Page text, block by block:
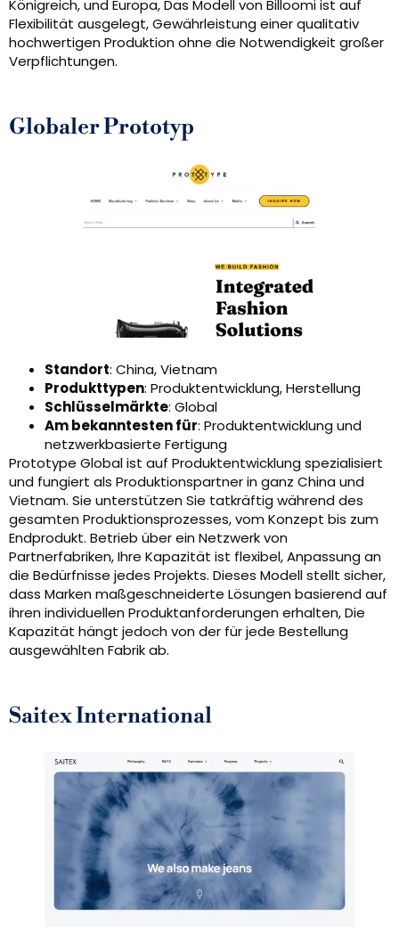
Königreich, und Europa, Das Modell von Billoomi ist auf
Flexibilität ausgelegt, Gewährleistung einer qualitativ
hochwertigen Produktion ohne die Notwendigkeit großer
Verpflichtungen.
Globaler Prototyp
Standort: China, Vietnam
Produkttypen: Produktentwicklung, Herstellung
Schlüsselmärkte: Global
Am bekanntesten für: Produktentwicklung und
netzwerkbasierte Fertigung
Prototype Global ist auf Produktentwicklung spezialisiert
und fungiert als Produktionspartner in ganz China und
Vietnam. Sie unterstützen Sie tatkräftig während des
gesamten Produktionsprozesses, vom Konzept bis zum
Endprodukt. Betrieb über ein Netzwerk von
Partnerfabriken, Ihre Kapazität ist flexibel, Anpassung an
die Bedürfnisse jedes Projekts. Dieses Modell stellt sicher,
dass Marken maßgeschneiderte Lösungen basierend auf
ihren individuellen Produktanforderungen erhalten, Die
Kapazität hängt jedoch von der für jede Bestellung
ausgewählten Fabrik ab.
Saitex International